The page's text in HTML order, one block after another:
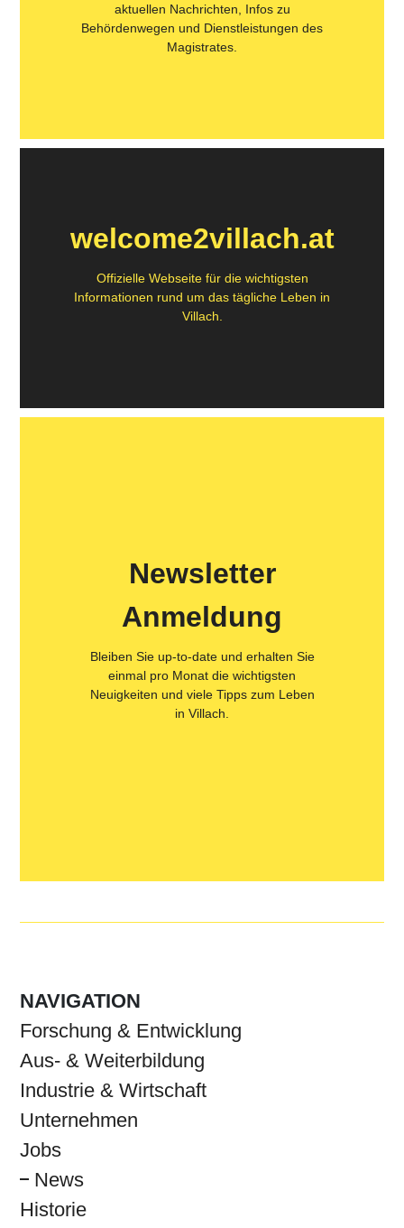
aktuellen Nachrichten, Infos zu
Behördenwegen und Dienstleistungen des
Magistrates.
welcome2villach.at
Offizielle Webseite für die wichtigsten
Informationen rund um das tägliche Leben in
Villach.
Newsletter
Anmeldung
Bleiben Sie up-to-date und erhalten Sie
einmal pro Monat die wichtigsten
Neuigkeiten und viele Tipps zum Leben
in Villach.
NAVIGATION
Forschung & Entwicklung
Aus- & Weiterbildung
Industrie & Wirtschaft
Unternehmen
Jobs
News
Historie